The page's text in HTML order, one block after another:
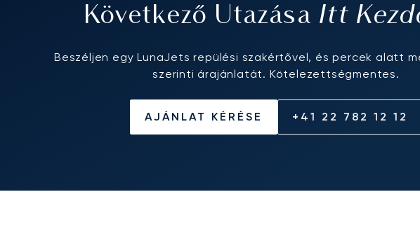
Következő UtazásaItt
Beszéljen egy LunaJets repülési szakértővel, és percek alatt
szerinti árajánlatát. Kötelezettségmentes.
AJÁNLAT KÉRÉSE +41 22 782 12 12